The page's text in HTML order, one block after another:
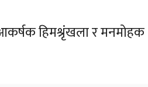
हिमश्रृंखला र मनमोहक